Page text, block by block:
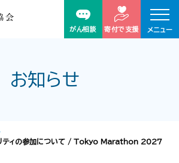
がん相談 寄付で支援 メニュー
お知らせ
ティの参加について / Tokyo Marathon 2027